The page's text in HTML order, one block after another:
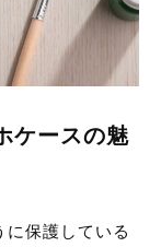
ケースの魅
保護している